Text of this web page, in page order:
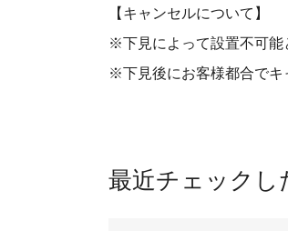
【キャンセルについて】
※下見によって設置不可能
※下見後にお客様都合でキ
最近チェックし